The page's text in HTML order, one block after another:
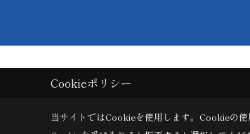
Cookieポリシー
当サイトではCookieを使用します。 Cookieの